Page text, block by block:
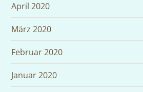
April 2020
März 2020
Februar 2020
Januar 2020